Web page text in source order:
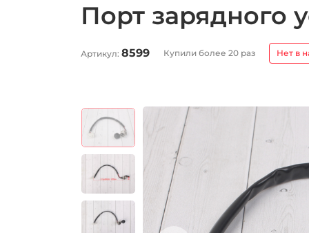
Порт зарядного
Артикул: 8599 Купили более 20 раз Нет в